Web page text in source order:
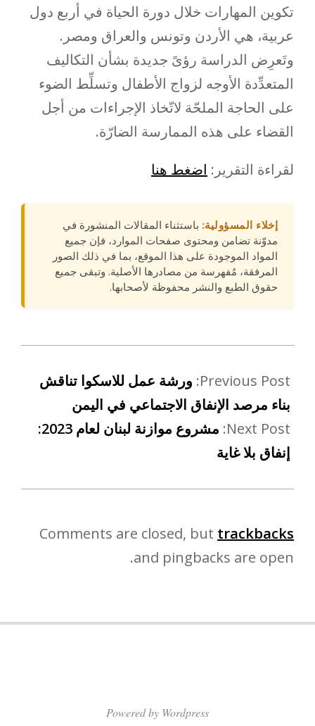
تكوين المهارات خلال دورة الحياة في أربع دول
عربية، هي الأردن وتونس والعراق ومصر.
وتَعرِض الدراسة رؤىً جديدة بشأن التكاليف
المتعدِّدة الأوجه لزواج الأطفال وتسلِّط الضوء
على الحاجة الملحّة لاتّخاذ الإجراءات من أجل
القضاء على هذه الممارسة الضارّة.
لقراءة التقرير: اضغط هنا
إخلاء المسؤولية: باستثناء المقالات المنشورة في
مدوّنة تضامن ومحتوى صفحات الموارد، فإن جميع
المواد الموجودة على هذا الموقع، بما في ذلك الصور
المرفقة، مُفهرسة من مصادرها الأصلية. وتبقى جميع
حقوق الطبع والنشر محفوظة لأصحابها.
Previous Post: ورشة عمل للاسكوا تناقش
بناء مرصد الإنفاق الاجتماعي في اليمن
Next Post:
مشروع موازنة لبنان لعام 2023:
إنفاق بلا غاية
Comments are closed, but trackbacks
and pingbacks are open.
Powered by Wordpress